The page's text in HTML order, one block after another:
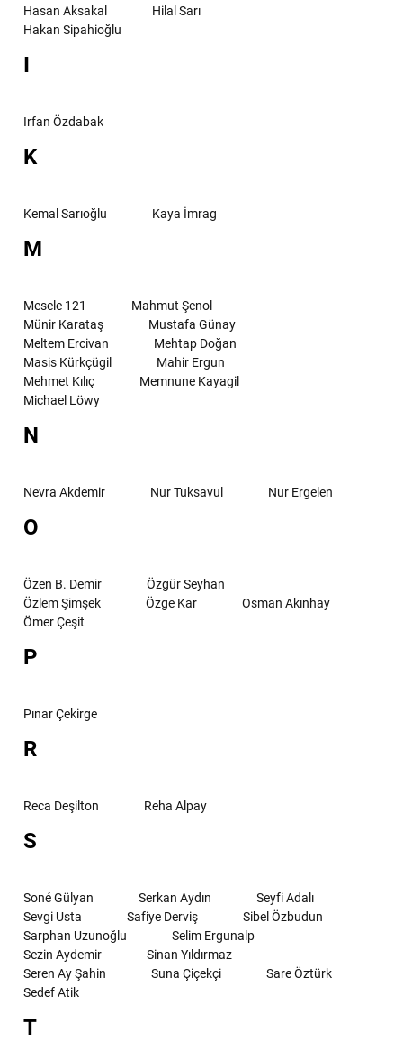
Hasan Aksakal
Hilal Sarı
Hakan Sipahioğlu
I
Irfan Özdabak
K
Kemal Sarıoğlu Kaya İmrag
M
Mesele 121
Mahmut Şenol
Münir Karataş
Mustafa Günay
Meltem Ercivan
Mehtap Doğan
Masis Kürkçügil
Mahir Ergun
Mehmet Kılıç
Memnune Kayagil
Michael Löwy
N
Nevra Akdemir Nur Tuksavul Nur Ergelen
O
Özen B. Demir
Özgür Seyhan
Özlem Şimşek
Özge Kar
Osman Akınhay
Ömer Çeşit
P
Pınar Çekirge
R
Reca Deşilton Reha Alpay
S
Soné Gülyan Serkan Aydın
Seyfi Adalı
Sevgi Usta
Safiye Derviş
Sibel Özbudun
Sarphan Uzunoğlu
Selim Ergunalp
Sezin Aydemir
Sinan Yıldırmaz
Seren Ay Şahin
Suna Çiçekçi
Sare Öztürk
Sedef Atik
T